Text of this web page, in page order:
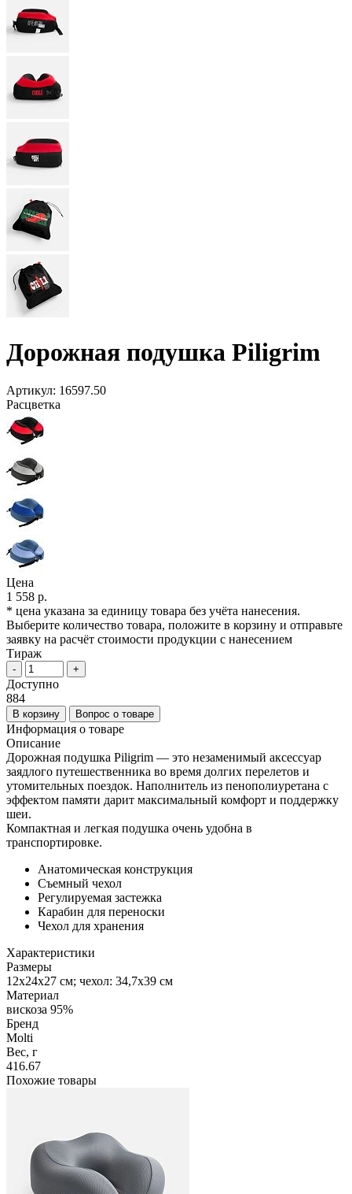
Дорожная подушка Piligrim
Артикул: 16597.50
Расцветка
Цена
1 558 р.
* цена указана за единицу товара без учёта нанесения.
Выберите количество товара, положите в корзину и отправьте
заявку на расчёт стоимости продукции с нанесением
Тираж
- +
Доступно
884
В корзину Вопрос о товаре
Информация о товаре
Описание
Дорожная подушка Piligrim — это незаменимый аксессуар
заядлого путешественника во время долгих перелетов и
утомительных поездок. Наполнитель из пенополиуретана с
эффектом памяти дарит максимальный комфорт и поддержку
шеи.
Компактная и легкая подушка очень удобна в
транспортировке.
Анатомическая конструкция
Съемный чехол
Регулируемая застежка
Карабин для переноски
Чехол для хранения
Характеристики
Размеры
12х24х27 см; чехол: 34,7х39 см
Материал
вискоза 95%
Бренд
Molti
Вес, г
416.67
Похожие товары